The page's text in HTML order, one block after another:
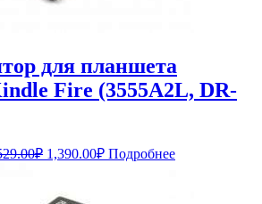
для планшета
Fire (3555A2L, DR-
₽ Первоначальная
1,390.00₽Текущая
Подробнее